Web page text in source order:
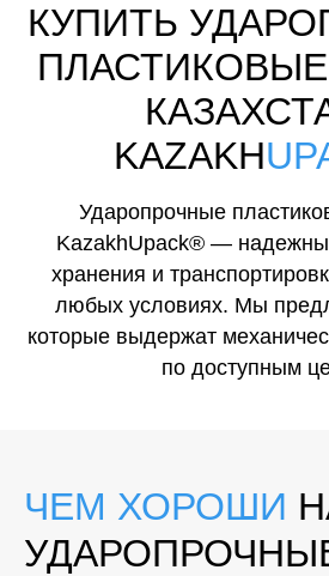
КУПИТЬ
KAZAKH
Ударопрочные
KazakhUpack® —
хранения и
любых условиях. Мы
которые выдержат
по доступным
ЧЕМ ХОРОШИ